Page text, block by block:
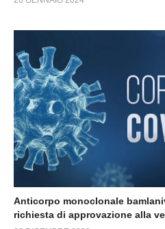
Anticorpo monoclonale
richiesta di approvazione alla